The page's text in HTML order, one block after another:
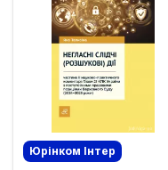
Юрінком Iнтер